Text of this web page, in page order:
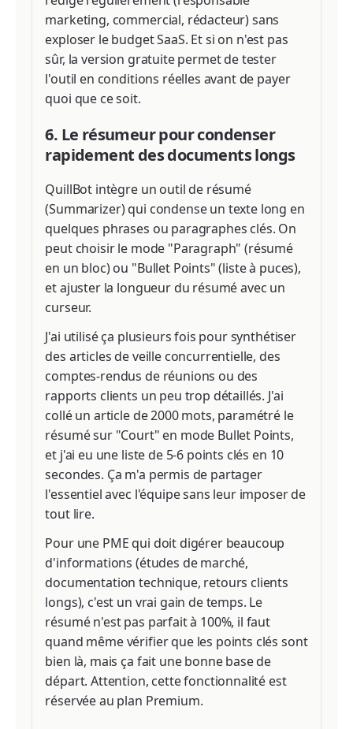
marketing, commercial, rédacteur) sans
exploser le budget SaaS. Et si on n'est pas
sûr, la version gratuite permet de tester
l'outil en conditions réelles avant de payer
quoi que ce soit.
6. Le résumeur pour condenser
rapidement des documents longs
QuillBot intègre un outil de résumé
(Summarizer) qui condense un texte long en
quelques phrases ou paragraphes clés. On
peut choisir le mode "Paragraph" (résumé
en un bloc) ou "Bullet Points" (liste à puces),
et ajuster la longueur du résumé avec un
curseur.
J'ai utilisé ça plusieurs fois pour synthétiser
des articles de veille concurrentielle, des
comptes-rendus de réunions ou des
rapports clients un peu trop détaillés. J'ai
collé un article de 2000 mots, paramétré le
résumé sur "Court" en mode Bullet Points,
et j'ai eu une liste de 5-6 points clés en 10
secondes. Ça m'a permis de partager
l'essentiel avec l'équipe sans leur imposer de
tout lire.
Pour une PME qui doit digérer beaucoup
d'informations (études de marché,
documentation technique, retours clients
longs), c'est un vrai gain de temps. Le
résumé n'est pas parfait à 100%, il faut
quand même vérifier que les points clés sont
bien là, mais ça fait une bonne base de
départ. Attention, cette fonctionnalité est
réservée au plan Premium.